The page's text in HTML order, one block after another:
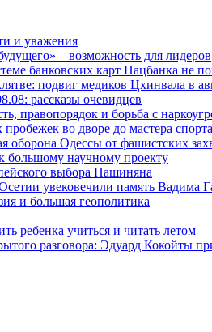
и уважения
– возможность для лидеров
банковских карт Нацбанка не
подвиг медиков Цхинвала в
рассказы очевидцев
правопорядок и борьба с
пробежек во дворе до мастера спорта
оборона Одессы от фашистских
большому научному проекту
выбора Пашиняна
увековечили память Вадима
и большая геополитика
ребенка учиться и читать летом
разговора: Эдуард Кокойты